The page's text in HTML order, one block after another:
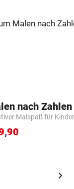
Malspaß für Kinder
chevron_right